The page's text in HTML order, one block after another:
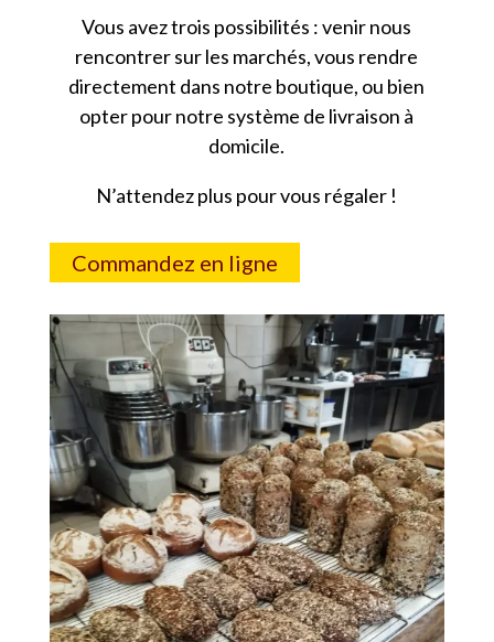
Vous avez trois possibilités : venir nous
rencontrer sur les marchés, vous rendre
directement dans notre boutique, ou bien
opter pour notre système de livraison à
domicile.
N’attendez plus pour vous régaler !
Commandez en ligne